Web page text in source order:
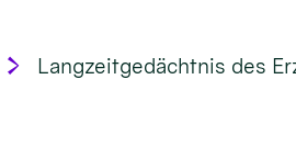
Langzeitgedächtnis des